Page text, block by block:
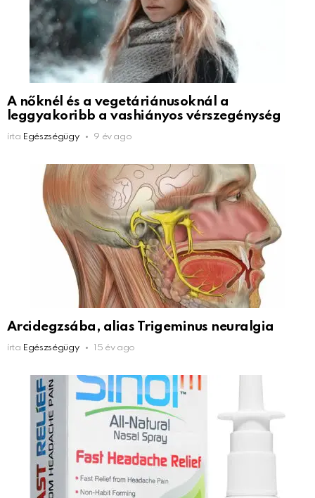
A nőknél és a vegetáriánusoknál a
leggyakoribb a vashiányos vérszegénység
írta Egészségügy 9 év ago
Arcidegzsába, alias Trigeminus neuralgia
írta Egészségügy 15 év ago